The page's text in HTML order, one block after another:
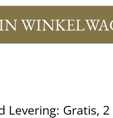
Levering: Gratis,